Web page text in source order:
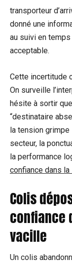
transporteur
donné une
au suivi en
acceptable.
Cette incertitude
On surveille
hésite à sortir
“destinataire
la tension
secteur, la
la performance
confiance dans
Colis
confiance
vacille
Un colis